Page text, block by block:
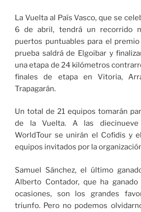
La Vuelta al País Vasco, que se
6 de abril, tendrá un recorrido
puertos puntuables para el
prueba saldrá de Elgoibar y
una etapa de 24 kilómetros
finales de etapa en Vitoria,
Trapagarán.
Un total de 21 equipos tomarán
de la Vuelta. A las diecinueve
WorldTour se unirán el Cofidis y
equipos invitados por la
Samuel Sánchez, el último
Alberto Contador, que ha
ocasiones, son los grandes
triunfo. Pero no podemos